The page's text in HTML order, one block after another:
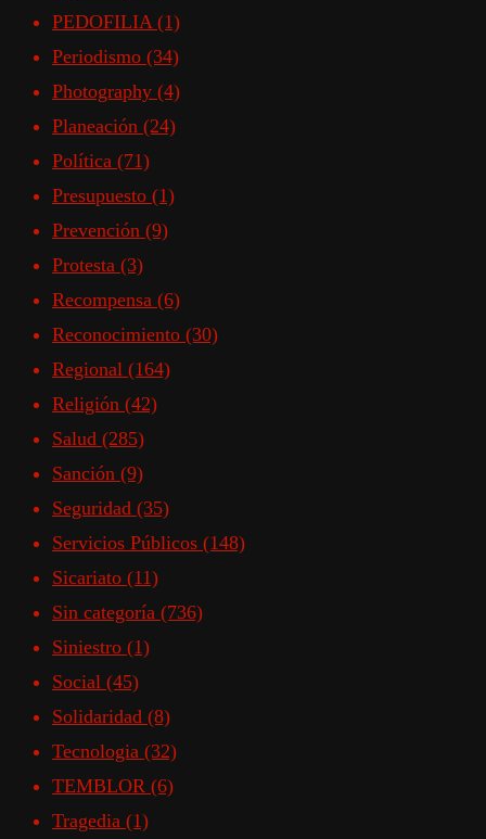
PEDOFILIA (1)
Periodismo (34)
Photography (4)
Planeación (24)
Política (71)
Presupuesto (1)
Prevención (9)
Protesta (3)
Recompensa (6)
Reconocimiento (30)
Regional (164)
Religión (42)
Salud (285)
Sanción (9)
Seguridad (35)
Servicios Públicos (148)
Sicariato (11)
Sin categoría (736)
Siniestro (1)
Social (45)
Solidaridad (8)
Tecnologia (32)
TEMBLOR (6)
Tragedia (1)